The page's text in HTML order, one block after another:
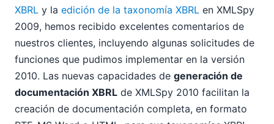
XBRL y la edición de la taxonomía XBRL en XMLSpy
2009, hemos recibido excelentes comentarios de
nuestros clientes, incluyendo algunas solicitudes de
funciones que pudimos implementar en la versión
2010. Las nuevas capacidades de generación de
documentación XBRL de XMLSpy 2010 facilitan la
creación de documentación completa, en formato